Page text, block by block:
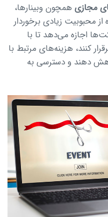
مجازی همچون وبینارها،
محبوبیت زیادی برخوردار
اجازه می‌دهد تا با
کنند، هزینه‌های مرتبط با
دهند و دسترسی به